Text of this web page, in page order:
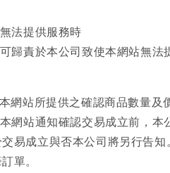
法提供服務時
歸責於本公司致使本網站無法
網站所提供之確認商品數量及
網站通知確認交易成立前，
易成立與否本公司將另行告
單。